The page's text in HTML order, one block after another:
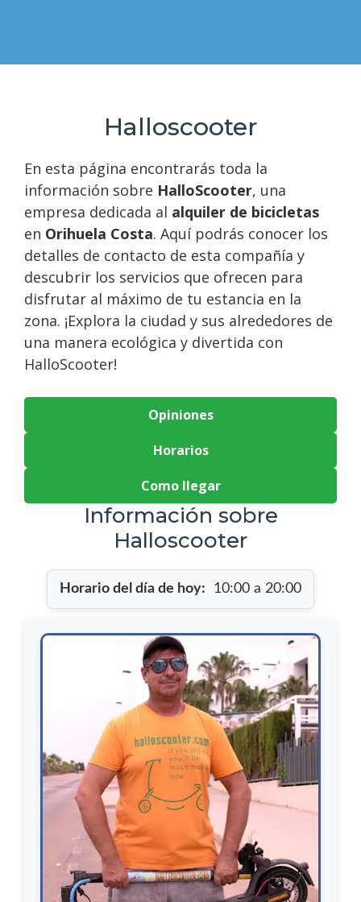
Halloscooter
En esta página encontrarás toda la
información sobre HalloScooter, una
empresa dedicada al alquiler de bicicletas
en Orihuela Costa. Aquí podrás conocer los
detalles de contacto de esta compañía y
descubrir los servicios que ofrecen para
disfrutar al máximo de tu estancia en la
zona. ¡Explora la ciudad y sus alrededores de
una manera ecológica y divertida con
HalloScooter!
Opiniones
Horarios
Como llegar
Información sobre
Halloscooter
Horario del día de hoy: 10:00 a 20:00